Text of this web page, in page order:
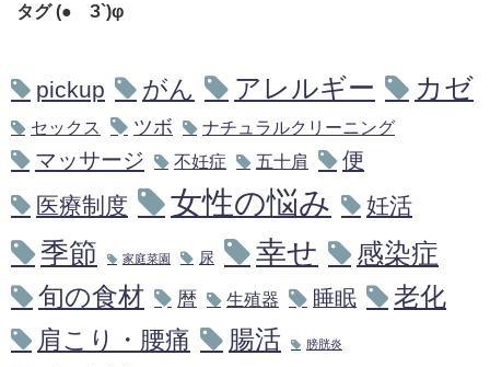
タグ (●´З`)φ
pickup がん アレルギー カゼ
セックス ツボ ナチュラルクリーニング
マッサージ 不妊症 五十肩 便
医療制度 女性の悩み 妊活
季節 家庭菜園 尿 幸せ 感染症
旬の食材 暦 生殖器 睡眠 老化
肩こり・腰痛 腸活 膀胱炎